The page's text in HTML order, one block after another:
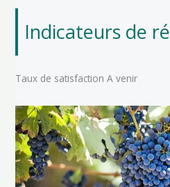
Indicateurs de
Taux de satisfaction A venir